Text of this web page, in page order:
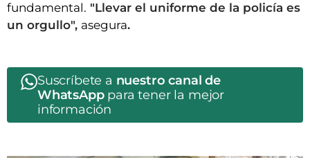
fundamental. "Llevar el uniforme de la policía es
un orgullo", asegura.
Suscríbete a nuestro canal de
WhatsApppara tener la mejor
información